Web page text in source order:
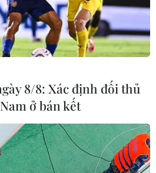
#Đội tàu bay
TP. Hà Nội
8/8: Xác định đối thủ
ở bán kết